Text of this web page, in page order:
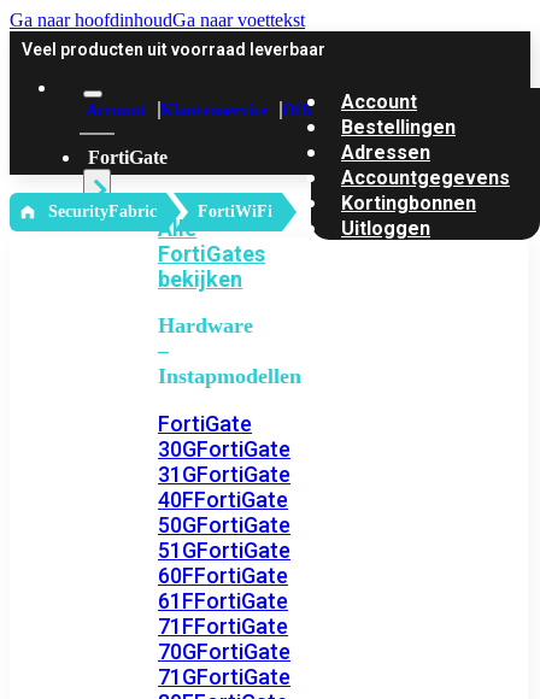
Ga naar hoofdinhoudGa naar voettekst
Veel producten uit voorraad leverbaar
Account Klantenservice Offerte
FortiGate
Alle
FortiGates
bekijken
Hardware
–
Instapmodellen
FortiGate
30GFortiGate
31GFortiGate
40FFortiGate
50GFortiGate
51GFortiGate
60FFortiGate
61FFortiGate
71FFortiGate
70GFortiGate
71GFortiGate
Account
Bestellingen
Adressen
Accountgegevens
Kortingbonnen
Uitloggen
‎ SecurityFabric FortiWiFi